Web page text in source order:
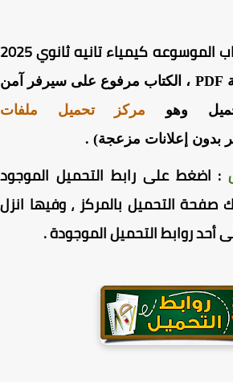
تحميل كتاب الموسوعه كيمياء تانيه ثانوي 2025
من هنا بصيغة PDF ، الكتاب مرفوع على سيرفر آمن
وهو
مركز تحميل ملفات
إعلانات مزعجة) .
اضغطعلى رابط التحميل الموجود
التحميل بالمركز ، وفيها انزل
روابط التحميل الموجودة.